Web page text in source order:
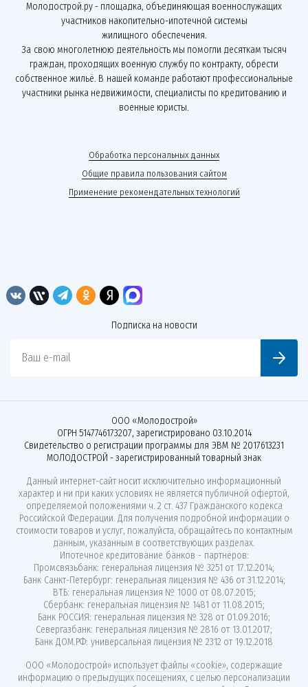
Молодострой.ру - площадка, объединяющая военнослужащих
участников накопительно-ипотечной системы
жилищного обеспечения.
За свою многолетнюю деятельность мы помогли десяткам тысяч
граждан, проходящих военную службу по контракту, обрести
собственное жильё. В нашей команде работают профессиональные
участники рынка недвижимости, специалисты по кредитованию и
военные юристы.
Обработка персональных данных
Общие правила пользования сайтом
Применение рекомендательных технологий
Подписка на новости
Ваш e-mail
ООО «Молодострой»
ОГРН 5147746173207, зарегистрировано 03.10.2014
Свидетельство о регистрации программы для ЭВМ № 2017613231
МОЛОДОСТРОЙ - зарегистрированный товарный знак
Данный интернет-сайт носит исключительно информационный
характер и ни при каких условиях не является публичной офертой,
определяемой положениями ч. 2 ст. 437 Гражданского кодекса
Российской Федерации. Для получения подробной информации о
стоимости товаров и услуг, пожалуйста, обращайтесь по контактным
данным, указанным в соответствующих разделах.
Ипотечное кредитование банков - партнёров:
Промсвязьбанк: генеральная лицензия № 3251 от 17.12.2014;
Банк Санкт-Петербург: генеральная лицензия № 436 от 31.12.2014;
ВТБ: генеральная лицензия № 1000 от 08.07.2015;
Сбербанк: генеральная лицензия № 1481 от 11.08.2015;
Банк РОССИЯ: генеральная лицензия № 328 от 01.09.2016;
Севергазбанк: генеральная лицензия № 2816 от 13.01.2017;
Банк ДОМ.РФ: универсальная лицензия № 2312 от 19.12.2018
ООО «Молодострой» использует файлы «cookie», содержащие
информацию о предыдущих посещениях, с целью персонализации